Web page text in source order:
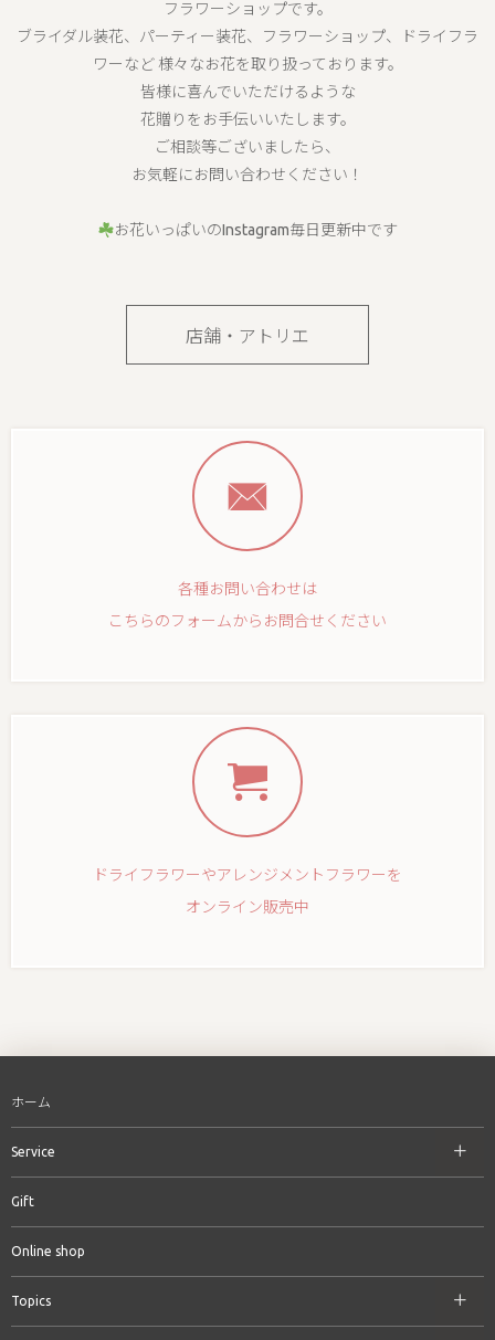
フラワーショップです。
ブライダル装花、パーティー装花、フラワーショップ、ドライフラ
ワーなど 様々なお花を取り扱っております。
皆様に喜んでいただけるような
花贈りをお手伝いいたします。
ご相談等ございましたら、
お気軽にお問い合わせください！
お花いっぱいのInstagram毎日更新中です
店舗・アトリエ
各種お問い合わせは
こちらのフォームからお問合せください
ドライフラワーやアレンジメントフラワーを
オンライン販売中
ホーム
Service
Gift
Online shop
Topics